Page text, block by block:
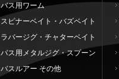
バス用ワーム
スピナーベイト・バズベイト
ラバージグ・チャターベイト
バス用メタルジグ・スプーン
バスルアー その他